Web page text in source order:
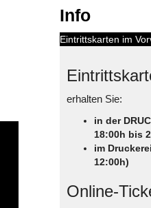
Info
Eintrittskarten im
erhalten Sie:
in der
18:00h bis
im
12:00h)
Online-